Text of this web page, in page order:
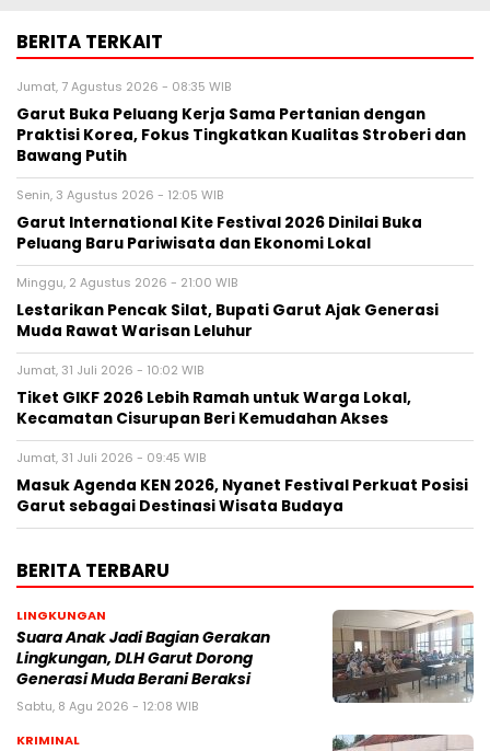
BERITA TERKAIT
Jumat, 7 Agustus 2026 - 08:35 WIB
Garut Buka Peluang Kerja Sama Pertanian dengan
Praktisi Korea, Fokus Tingkatkan Kualitas Stroberi dan
Bawang Putih
Senin, 3 Agustus 2026 - 12:05 WIB
Garut International Kite Festival 2026 Dinilai Buka
Peluang Baru Pariwisata dan Ekonomi Lokal
Minggu, 2 Agustus 2026 - 21:00 WIB
Lestarikan Pencak Silat, Bupati Garut Ajak Generasi
Muda Rawat Warisan Leluhur
Jumat, 31 Juli 2026 - 10:02 WIB
Tiket GIKF 2026 Lebih Ramah untuk Warga Lokal,
Kecamatan Cisurupan Beri Kemudahan Akses
Jumat, 31 Juli 2026 - 09:45 WIB
Masuk Agenda KEN 2026, Nyanet Festival Perkuat Posisi
Garut sebagai Destinasi Wisata Budaya
BERITA TERBARU
LINGKUNGAN
Suara Anak Jadi Bagian Gerakan
Lingkungan, DLH Garut Dorong
Generasi Muda Berani Beraksi
Sabtu, 8 Agu 2026 - 12:08 WIB
KRIMINAL